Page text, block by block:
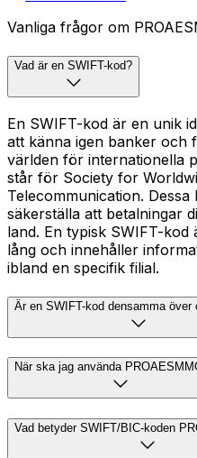
Vanliga frågor om
Vad är en SWIFT-kod?
En SWIFT-kod är en unik
att känna igen banker och
världen för internationella
står för Society for
Telecommunication.
säkerställa att betalningar
land. En typisk SWIFT-kod
lång och innehåller
ibland en specifik filial.
Är en SWIFT-kod densamma över
När ska jag använda
Vad betyder SWIFT/BIC-koden